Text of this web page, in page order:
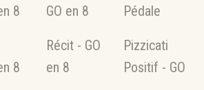
complété et agrandi,
8
GO en 8
Pédale
8
Récit - GO
en 8
Pizzicati
Positif - GO